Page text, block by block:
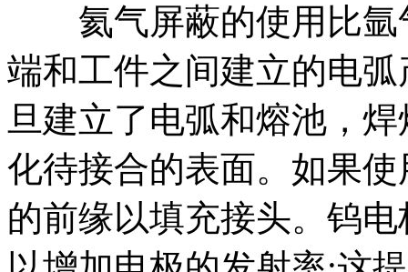
氦气屏蔽的使用比氩
端和工件之间建立的电
旦建立了电弧和熔池，
化待接合的表面。如果
的前缘以填充接头。钨